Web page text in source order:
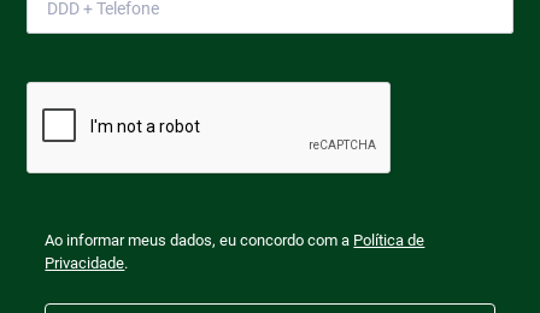
Ao informar meus dados, eu concordo com a Política de
Privacidade.